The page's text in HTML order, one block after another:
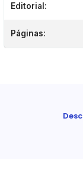
Editorial:
Páginas: